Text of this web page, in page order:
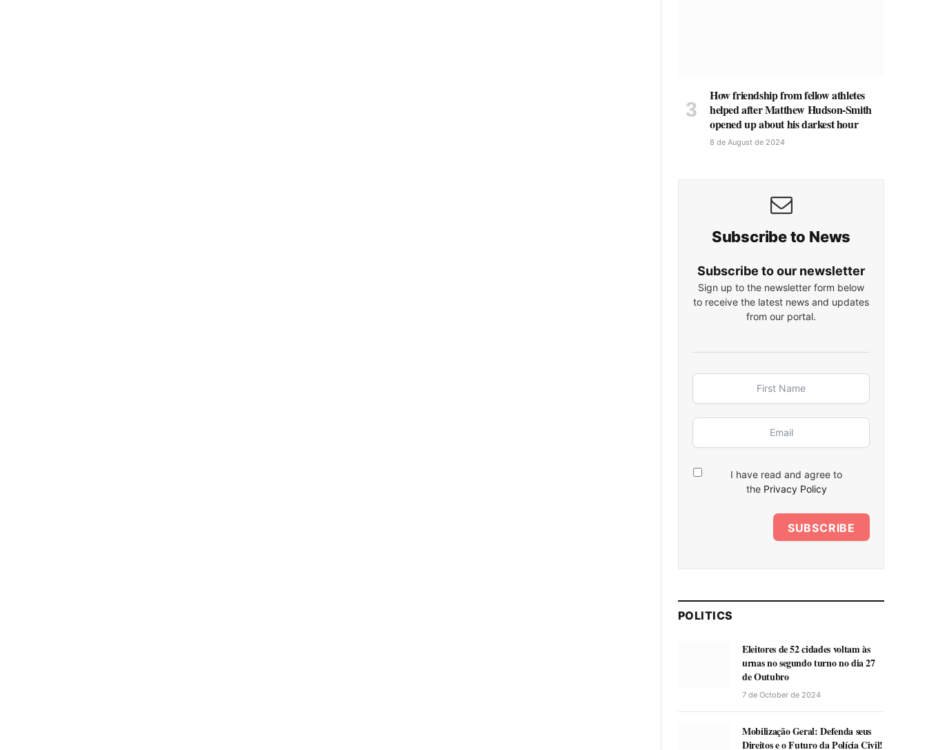
How friendship from fellow athletes
helped after Matthew Hudson-Smith
opened up about his darkest hour
8 de August de 2024
Subscribe to News
Subscribe to our newsletter
Sign up to the newsletter form below
to receive the latest news and updates
from our portal.
I have read and agree to
the Privacy Policy
SUBSCRIBE
POLITICS
Eleitores de 52 cidades voltam às
urnas no segundo turno no dia 27
de Outubro
7 de October de 2024
Mobilização Geral: Defenda seus
Direitos e o Futuro da Polícia Civil!